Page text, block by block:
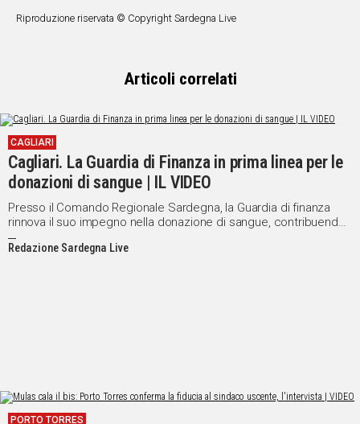
Social
Riproduzione riservata © Copyright Sardegna Live
Articoli correlati
CAGLIARI
Cagliari. La Guardia di Finanza in prima linea per le
donazioni di sangue | IL VIDEO
Presso il Comando Regionale Sardegna, la Guardia di finanza
rinnova il suo impegno nella donazione di sangue, contribuendo
all'autonomia ematica della regione e promuovendo la cultura
della solidarietà
Redazione Sardegna Live
PORTO TORRES